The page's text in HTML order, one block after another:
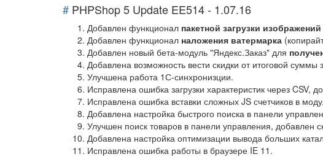
# PHPShop 5 Update EE514 - 1.07.16
Добавлен функционал пакетной загрузки изображений
Добавлен функционал наложения ватермарка
Добавлен новый бета-модуль "Яндекс.Заказ" для
Добавлена возможность вести скидки от итоговой суммы
Улучшена работа 1С-синхронизции.
Исправлена ошибка загрузки характеристик через CSV,
Исправлена ошибка вставки сложных JS счетчиков в
Добавлена настройка быстрого поиска в панели
Улучшен поиск товаров в панели управления, добавлен
Добавлена настройка оптимизации вывода больших
Исправлена ошибка работы в браузере IE 11.